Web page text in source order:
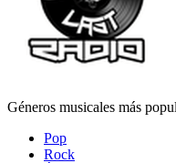
Géneros musicales más
Pop
Rock